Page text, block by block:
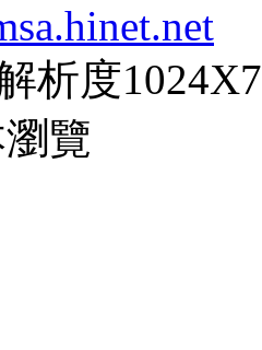
析度
覽